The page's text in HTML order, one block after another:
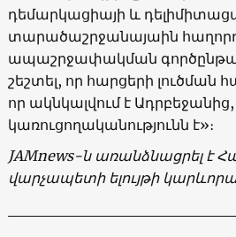
դեմարկացիայի և
տարածաշրջանայաին
ապաշրջափակման
շեշտել, որ հարցերի լուծման
որ ակնկալվում է Ադրբեջանից,
կառուցողականությունն է»։
JAMnews-ն առանձնացրել է
վարչապետի ելույթի